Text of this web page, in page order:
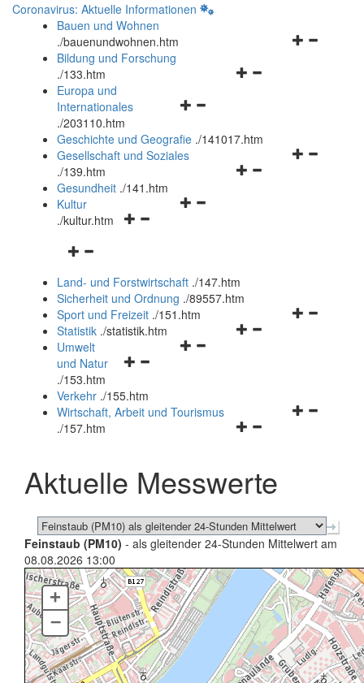
Coronavirus: Aktuelle Informationen
Bauen und Wohnen
./bauenundwohnen.htm
Navigationsmenü
Bildung und Forschung
./133.htm
Navigationsmenü
und
schließen
Europa und
Internationales
./203110.htm
Geschichte und Geografie ./141017.htm
Navigationsmenü
Gesellschaft und Soziales
./139.htm
Navigationsmenü
Gesundheit ./141.htm
Navigationsmenü
Kultur
./kultur.htm
Navigationsmenü
und
schließen
Land- und Forstwirtschaft ./147.htm
Sicherheit und Ordnung ./89557.htm
Navigationsmenü
Sport und Freizeit ./151.htm
Navigationsmenü
Statistik ./statistik.htm
Navigationsmenü
und
schließen
Umwelt
und Natur
./153.htm
Verkehr ./155.htm
Navigationsmenü
schließen
Wirtschaft, Arbeit und Tourismus
./157.htm
Aktuelle Messwerte
Feinstaub (PM10) - als gleitender 24-Stunden Mittelwert am
08.08.2026 13:00
+
–